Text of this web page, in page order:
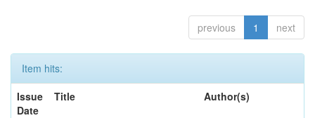
previous 1 next
Item hits:
Issue
Date
Title Author(s)